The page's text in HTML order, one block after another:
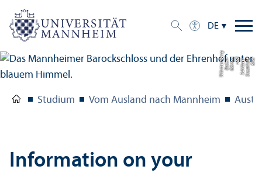
DE
Bil
d:
S
t
a
a
tli
c
h
e
S
c
hl
ö
s
s
e
r
u
n
d
G
ä
r
t
e
n
B
a
d
e
n-
W
ü
r
t
t
e
m
b
e
r
g
Studium Vom Ausland nach Mannheim
Information on your